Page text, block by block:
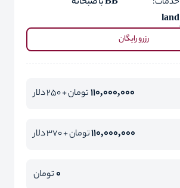
land
رزرو رایگان
110,000,000تومان + 250 دلار
110,000,000تومان + 370 دلار
0تومان